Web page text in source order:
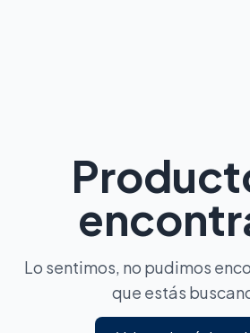
Lo sentimos, no pudimos
que estás